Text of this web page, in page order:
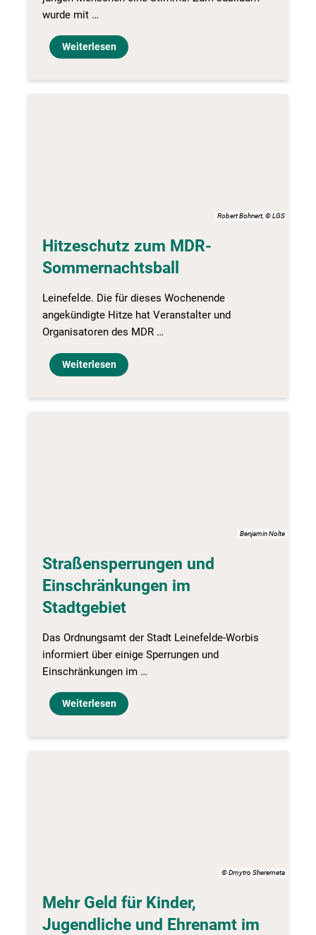
wurde mit …
Weiterlesen
Robert Bohnert, © LGS
Hitzeschutz zum MDR-
Sommernachtsball
Leinefelde. Die für dieses Wochenende
angekündigte Hitze hat Veranstalter und
Organisatoren des MDR …
Weiterlesen
Benjamin Nolte
Straßensperrungen und
Einschränkungen im
Stadtgebiet
Das Ordnungsamt der Stadt Leinefelde-Worbis
informiert über einige Sperrungen und
Einschränkungen im …
Weiterlesen
© Dmytro Sheremeta
Mehr Geld für Kinder,
Jugendliche und Ehrenamt im